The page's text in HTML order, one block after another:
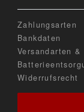
Zahlungsarten
Bankdaten
Versandarten &
Widerrufsrecht